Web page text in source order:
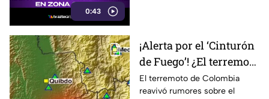
0:43
¡Alerta por el ‘Cinturón
de Fuego’! ¿El terremoto
de 7.4 en Colombia
podría provocar un
El terremoto de Colombia
reavivó rumores sobre el